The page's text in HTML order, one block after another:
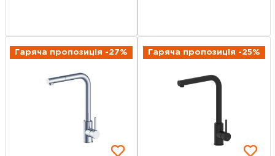
Гаряча пропозиція -27% Гаряча пропозиція -25%